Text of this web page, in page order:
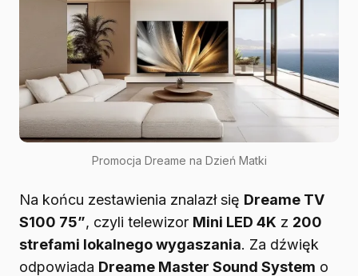
Promocja Dreame na Dzień Matki
Na końcu zestawienia znalazł się Dreame TV
S100 75”, czyli telewizor Mini LED 4K z 200
strefami lokalnego wygaszania. Za dźwięk
odpowiada Dreame Master Sound System o